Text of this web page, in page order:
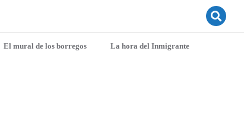
El mural de los borregos La hora del Inmigrante